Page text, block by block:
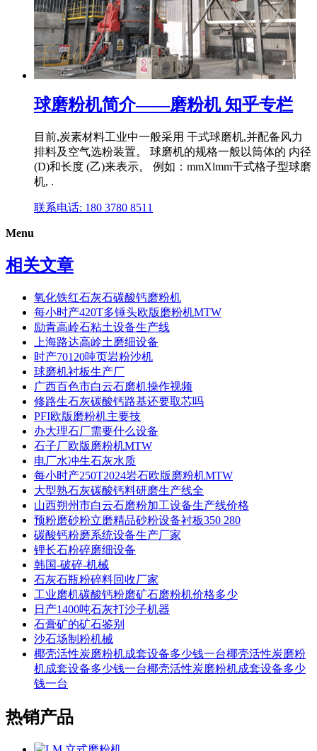
球磨粉机简介——磨粉机 知乎专栏
目前,炭素材料工业中一般采用 干式球磨机,并配备风力
排料及空气选粉装置。 球磨机的规格一般以筒体的 内径
(D)和长度 (乙)来表示。 例如：mmXlmm干式格子型球磨
机, .
联系电话: 180 3780 8511
Menu
相关文章
氧化铁红石灰石碳酸钙磨粉机
每小时产420T多锤头欧版磨粉机MTW
励青高岭石粘土设备生产线
上海路达高岭土磨细设备
时产70120吨页岩粉沙机
球磨机衬板生产厂
广西百色市白云石磨机操作视频
修路生石灰碳酸钙路基还要取芯吗
PFI欧版磨粉机主要技
办大理石厂需要什么设备
石子厂欧版磨粉机MTW
电厂水冲生石灰水质
每小时产250T2024岩石欧版磨粉机MTW
大型熟石灰碳酸钙料研磨生产线全
山西朔州市白云石磨粉加工设备生产线价格
预粉磨砂粉立磨精品砂粉设备衬板350 280
碳酸钙粉磨系统设备生产厂家
锂长石粉碎磨细设备
韩国-破碎-机械
石灰石瓶粉碎料回收厂家
工业磨机碳酸钙粉磨矿石磨粉机价格多少
日产1400吨石灰打沙子机器
石膏矿的矿石鉴别
沙石场制粉机械
椰壳活性炭磨粉机成套设备多少钱一台椰壳活性炭磨粉
机成套设备多少钱一台椰壳活性炭磨粉机成套设备多少
钱一台
热销产品